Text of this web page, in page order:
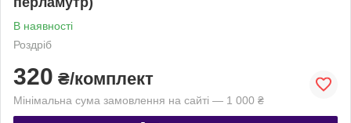
В наявності
Роздріб
320 ₴/комплект
Мінімальна сума замовлення на сайті — 1 000 ₴